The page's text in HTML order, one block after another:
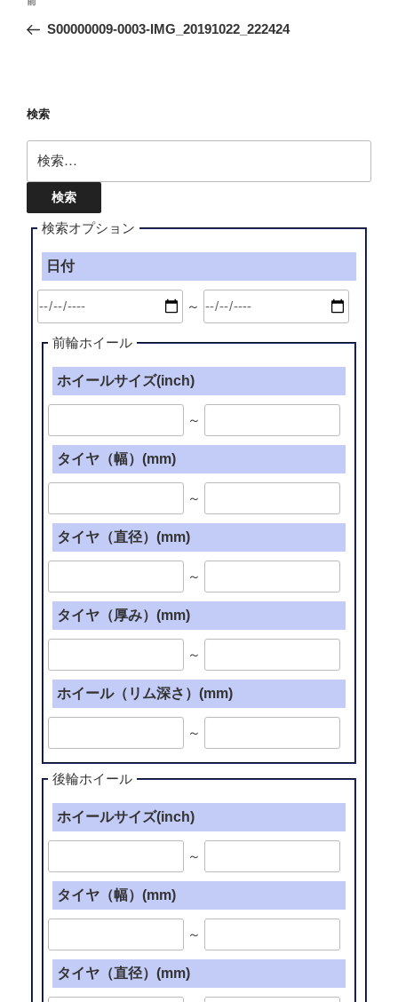
ナ
ー
シ
ョ
ン
の
S00000009-0003-IMG_20191022_222424
検索
索:
検索オプション
日付
～
前輪ホイール
ホイールサイズ(inch)
～
タイヤ（幅）(mm)
～
タイヤ（直径）(mm)
～
タイヤ（厚み）(mm)
～
ホイール（リム深さ）(mm)
～
後輪ホイール
ホイールサイズ(inch)
～
タイヤ（幅）(mm)
～
タイヤ（直径）(mm)